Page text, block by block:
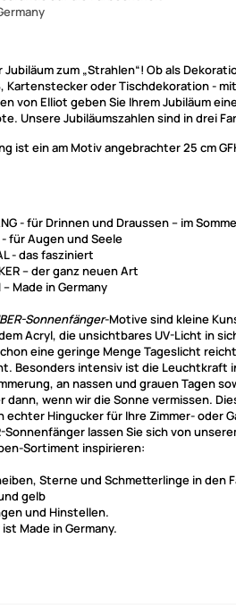
Jubiläum zum „Strahlen“! Ob als
Kartenstecker oder Tischdekoration -
von Elliot geben Sie Ihrem Jubiläum
Unsere Jubiläumszahlen sind in drei
ist ein am Motiv angebrachter 25 cm
- für Drinnen und Draussen – im
- für Augen und Seele
- das fasziniert
– der ganz neuen Art
– Made in Germany
Sonnenfänger-Motive sind kleine
Acryl, die unsichtbares UV-Licht in
eine geringe Menge Tageslicht
Besonders intensiv ist die Leuchtkraft
an nassen und grauen Tagen
dann, wenn wir die Sonne vermissen.
echter Hingucker für Ihre Zimmer- oder
Sonnenfänger lassen Sie sich von
Sortiment inspirieren:
Sterne und Schmetterlinge in den
gelb
und Hinstellen.
Made in Germany.